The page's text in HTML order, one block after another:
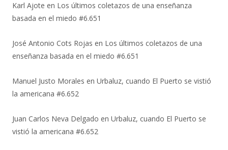
Karl Ajote en Los últimos coletazos de una enseñanza
basada en el miedo #6.651
José Antonio Cots Rojas en Los últimos coletazos de una
enseñanza basada en el miedo #6.651
Manuel Justo Morales en Urbaluz, cuando El Puerto se vistió
la americana #6.652
Juan Carlos Neva Delgado en Urbaluz, cuando El Puerto se
vistió la americana #6.652